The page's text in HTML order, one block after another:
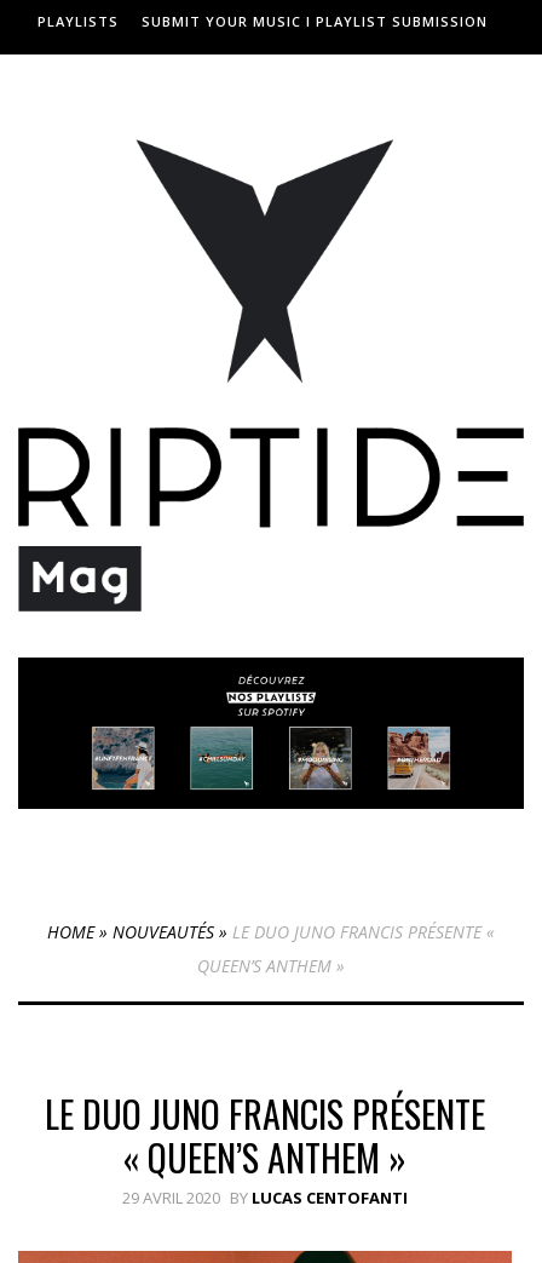
PLAYLISTS SUBMIT YOUR MUSIC I PLAYLIST SUBMISSION
HOME» NOUVEAUTÉS » LE DUO JUNO FRANCIS PRÉSENTE «
QUEEN’S ANTHEM »
LE DUO JUNO FRANCIS PRÉSENTE
« QUEEN’S ANTHEM »
29 AVRIL 2020 BY LUCAS CENTOFANTI